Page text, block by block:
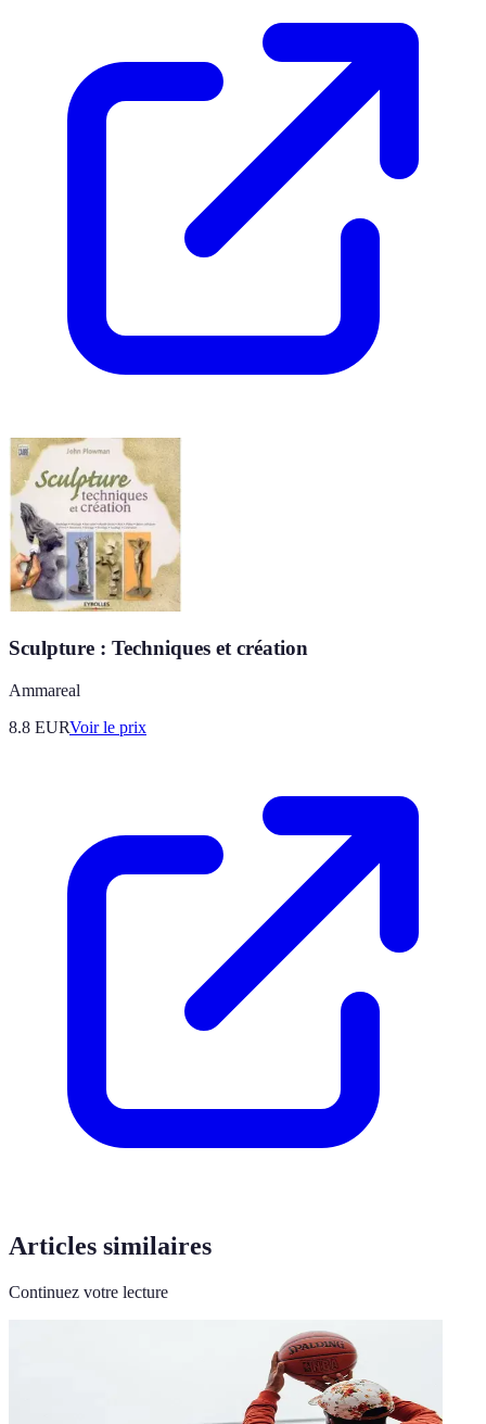
Sculpture : Techniques et création
Ammareal
8.8 EURVoir le prix
Articles similaires
Continuez votre lecture